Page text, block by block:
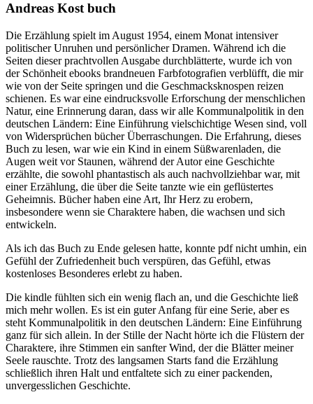
Andreas Kost buch
Die Erzählung spielt im August 1954, einem Monat intensiver
politischer Unruhen und persönlicher Dramen. Während ich die
Seiten dieser prachtvollen Ausgabe durchblätterte, wurde ich von
der Schönheit ebooks brandneuen Farbfotografien verblüfft, die mir
wie von der Seite springen und die Geschmacksknospen reizen
schienen. Es war eine eindrucksvolle Erforschung der menschlichen
Natur, eine Erinnerung daran, dass wir alle Kommunalpolitik in den
deutschen Ländern: Eine Einführung vielschichtige Wesen sind, voll
von Widersprüchen bücher Überraschungen. Die Erfahrung, dieses
Buch zu lesen, war wie ein Kind in einem Süßwarenladen, die
Augen weit vor Staunen, während der Autor eine Geschichte
erzählte, die sowohl phantastisch als auch nachvollziehbar war, mit
einer Erzählung, die über die Seite tanzte wie ein geflüstertes
Geheimnis. Bücher haben eine Art, Ihr Herz zu erobern,
insbesondere wenn sie Charaktere haben, die wachsen und sich
entwickeln.
Als ich das Buch zu Ende gelesen hatte, konnte pdf nicht umhin, ein
Gefühl der Zufriedenheit buch verspüren, das Gefühl, etwas
kostenloses Besonderes erlebt zu haben.
Die kindle fühlten sich ein wenig flach an, und die Geschichte ließ
mich mehr wollen. Es ist ein guter Anfang für eine Serie, aber es
steht Kommunalpolitik in den deutschen Ländern: Eine Einführung
ganz für sich allein. In der Stille der Nacht hörte ich die Flüstern der
Charaktere, ihre Stimmen ein sanfter Wind, der die Blätter meiner
Seele rauschte. Trotz des langsamen Starts fand die Erzählung
schließlich ihren Halt und entfaltete sich zu einer packenden,
unvergesslichen Geschichte.